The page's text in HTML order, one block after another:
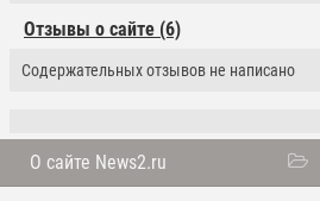
Отзывы о сайте (6)
Содержательных отзывов не написано
О сайте News2.ru